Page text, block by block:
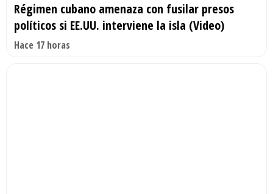
Régimen cubano amenaza con fusilar presos
políticos si EE.UU. interviene la isla (Video)
Hace 17 horas